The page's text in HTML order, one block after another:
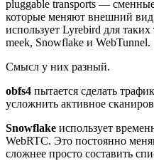
pluggable transports —
которые меняют внешний вид
использует Lyrebird для
meek, Snowflake и WebTunnel.
Смысл у них разный.
obfs4 пытается сделать
усложнить активное
Snowflake использует
WebRTC. Это постоянно
сложнее просто составить